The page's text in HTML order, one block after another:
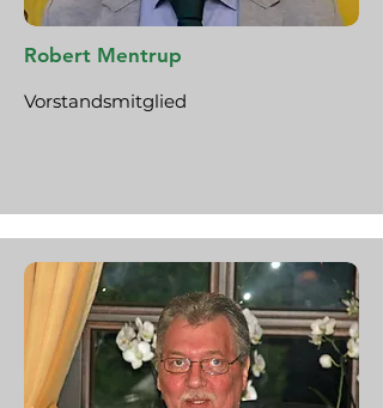
Robert Mentrup
Vorstandsmitglied